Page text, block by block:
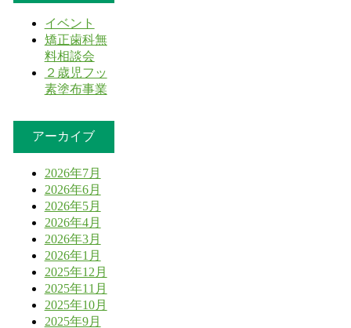
イベント
矯正歯科無
料相談会
２歳児フッ
素塗布事業
アーカイブ
2026年7月
2026年6月
2026年5月
2026年4月
2026年3月
2026年1月
2025年12月
2025年11月
2025年10月
2025年9月